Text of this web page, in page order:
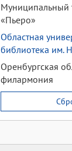
Муниципальный
«Пьеро»
Областная
библиотека им.
Оренбургская
филармония